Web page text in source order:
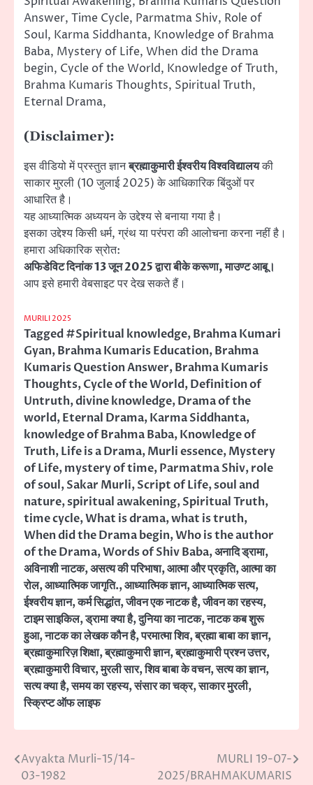
Answer, Time Cycle, Parmatma Shiv, Role of
Soul, Karma Siddhanta, Knowledge of Brahma
Baba, Mystery of Life, When did the Drama
begin, Cycle of the World, Knowledge of Truth,
Brahma Kumaris Thoughts, Spiritual Truth,
Eternal Drama,
(Disclaimer):
इस वीडियो में प्रस्तुत ज्ञानब्रह्माकुमारी ईश्वरीय विश्वविद्यालयकी
साकार मुरली (10 जुलाई 2025) के आधिकारिक बिंदुओं पर
आधारित है।
यह आध्यात्मिक अध्ययन के उद्देश्य से बनाया गया है।
इसका उद्देश्य किसी धर्म, ग्रंथ या परंपरा की आलोचना करना नहीं है।
हमारा अधिकारिक स्रोत:
अफिडेविट दिनांक 13 जून 2025 द्वारा बीके करूणा, माउण्ट आबू।
आप इसे हमारी वेबसाइट पर देख सकते हैं।
MURILI 2025
Tagged#Spiritual knowledge,Brahma Kumari
Gyan,Brahma Kumaris Education,Brahma
Kumaris Question Answer,Brahma Kumaris
Thoughts,Cycle of the World,Definition of
Untruth,divine knowledge,Drama of the
world,Eternal Drama,Karma Siddhanta,
knowledge of Brahma Baba,Knowledge of
Truth,Life is a Drama,Murli essence,Mystery
of Life,mystery of time,Parmatma Shiv,role
of soul,Sakar Murli,Script of Life,soul and
nature,spiritual awakening,Spiritual Truth,
time cycle,What is drama,what is truth,
When did the Drama begin,Who is the author
of the Drama,Words of Shiv Baba,अनादि ड्रामा,
अविनाशी नाटक,असत्य की परिभाषा,आत्मा और प्रकृति,आत्मा का
रोल,आध्यात्मिक जागृति.,आध्यात्मिक ज्ञान,आध्यात्मिक सत्य,
ईश्वरीय ज्ञान,कर्म सिद्धांत,जीवन एक नाटक है,जीवन का रहस्य,
टाइम साइकिल,ड्रामा क्या है,दुनिया का नाटक,नाटक कब शुरू
हुआ,नाटक का लेखक कौन है,परमात्मा शिव,ब्रह्मा बाबा का ज्ञान,
ब्रह्माकुमारिज़ शिक्षा,ब्रह्माकुमारी ज्ञान,ब्रह्माकुमारी प्रश्न उत्तर,
ब्रह्माकुमारी विचार,मुरली सार,शिव बाबा के वचन,सत्य का ज्ञान,
सत्य क्या है,समय का रहस्य,संसार का चक्र,साकार मुरली,
स्क्रिप्ट ऑफ लाइफ
Post
Avyakta Murli-15/14-
03-1982
MURLI 19-07-
2025/BRAHMAKUMARIS